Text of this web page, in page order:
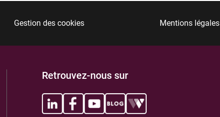
Gestion des cookies Mentions légales
Retrouvez-nous sur